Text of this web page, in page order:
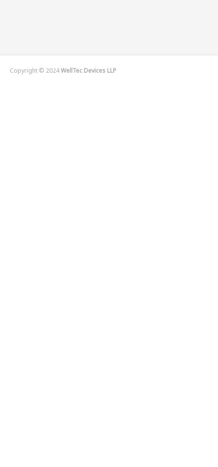
Copyright © 2024WellTec Devices LLP